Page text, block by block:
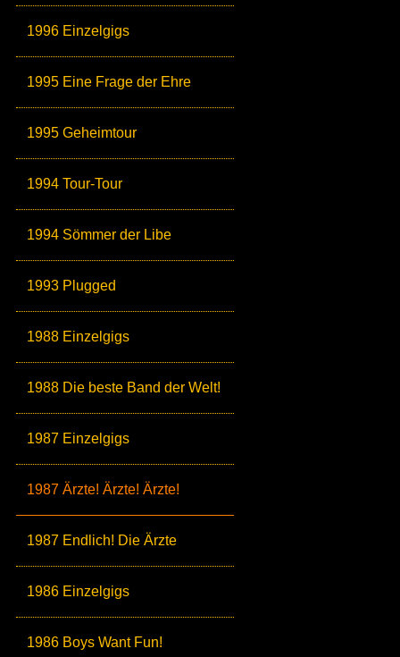
1996 Einzelgigs
1995 Eine Frage der Ehre
1995 Geheimtour
1994 Tour-Tour
1994 Sömmer der Libe
1993 Plugged
1988 Einzelgigs
1988 Die beste Band der Welt!
1987 Einzelgigs
1987 Ärzte! Ärzte! Ärzte!
1987 Endlich! Die Ärzte
1986 Einzelgigs
1986 Boys Want Fun!